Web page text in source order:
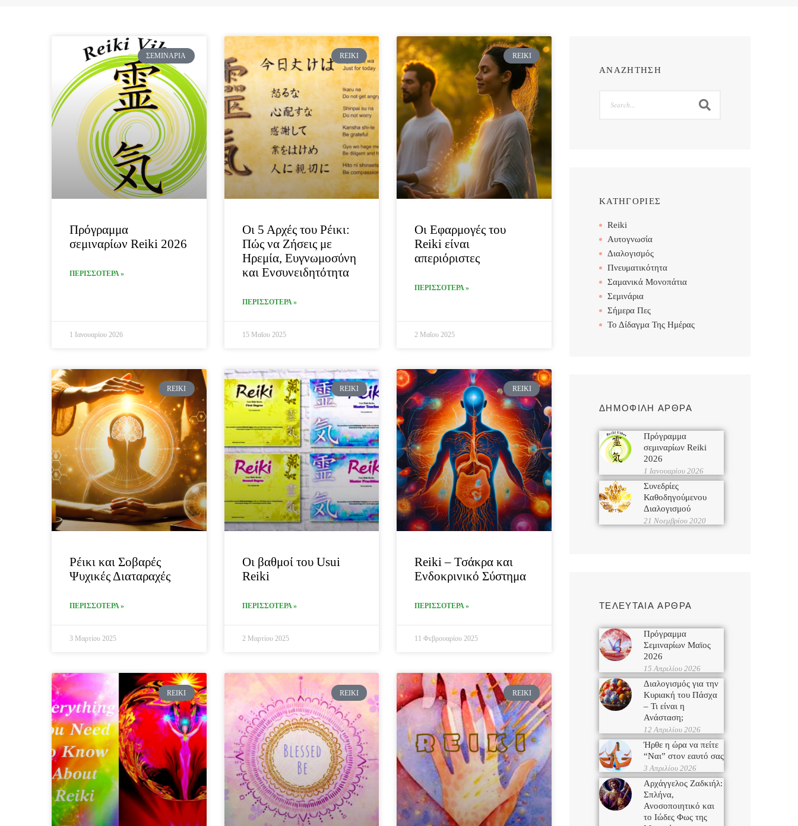
ΣΕΜΙΝΆΡΙΑ
Πρόγραμμα
σεμιναρίων Reiki 2026
ΠΕΡΙΣΣΟΤΕΡΑ »
1 Ιανουαρίου 2026
REIKI
Οι 5 Αρχές του Ρέικι:
Πώς να Ζήσεις με
Ηρεμία, Ευγνωμοσύνη
και Ενσυνειδητότητα
ΠΕΡΙΣΣΟΤΕΡΑ »
15 Μαΐου 2025
REIKI
Οι Εφαρμογές του
Reiki είναι
απεριόριστες
ΠΕΡΙΣΣΟΤΕΡΑ »
2 Μαΐου 2025
REIKI
Ρέικι και Σοβαρές
Ψυχικές Διαταραχές
ΠΕΡΙΣΣΟΤΕΡΑ »
3 Μαρτίου 2025
REIKI
Οι βαθμοί του Usui
Reiki
ΠΕΡΙΣΣΟΤΕΡΑ »
2 Μαρτίου 2025
REIKI
Reiki – Τσάκρα και
Ενδοκρινικό Σύστημα
ΠΕΡΙΣΣΟΤΕΡΑ »
11 Φεβρουαρίου 2025
REIKI REIKI REIKI
PagePage
ΑΝΑΖΗΤΗΣΗ
ΚΑΤΗΓΟΡΙΕΣ
Reiki
Αυτογνωσία
Διαλογισμός
Πνευματικότητα
Σαμανικά Μονοπάτια
Σεμινάρια
Σήμερα Πες
Το Δίδαγμα Της Ημέρας
ΔΗΜΟΦΙΛΗ ΑΡΘΡΑ
Πρόγραμμα
σεμιναρίων Reiki
2026
1 Ιανουαρίου 2026
Συνεδρίες
Καθοδηγούμενου
Διαλογισμού
21 Νοεμβρίου 2020
ΤΕΛΕΥΤΑΙΑ ΑΡΘΡΑ
Πρόγραμμα
Σεμιναρίων Μαϊος
2026
15 Απριλίου 2026
Διαλογισμός για την
Κυριακή του Πάσχα
– Τι είναι η
Ανάσταση;
12 Απριλίου 2026
Ήρθε η ώρα να πείτε
“Ναι” στον εαυτό σας
3 Απριλίου 2026
Αρχάγγελος Ζαδκιήλ:
Σπλήνα,
Ανοσοποιητικό και
το Ιώδες Φως της